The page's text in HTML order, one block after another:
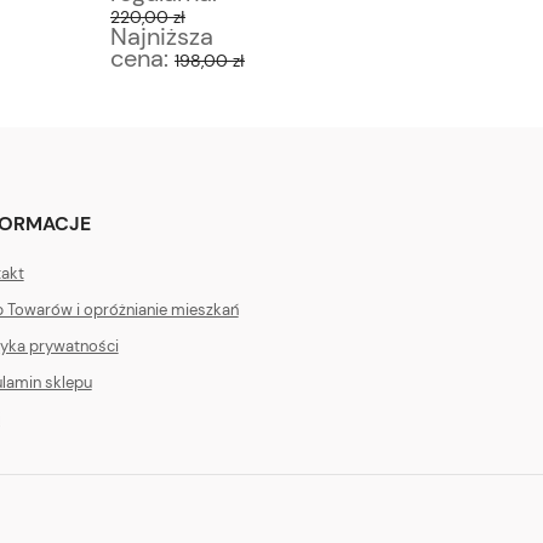
220,00 zł
Najniższa
cena: 198,00 zł
Towarów i opróżnianie mieszkań
prywatności
sklepu